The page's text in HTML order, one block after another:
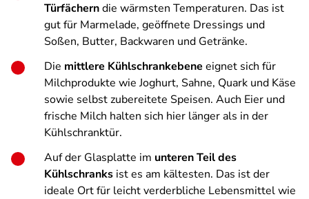
Türfächerndie wärmsten Temperaturen. Das ist
gut für Marmelade, geöffnete Dressings und
Soßen, Butter, Backwaren und Getränke.
Die mittlere Kühlschrankebene eignet sich für
Milchprodukte wie Joghurt, Sahne, Quark und Käse
sowie selbst zubereitete Speisen. Auch Eier und
frische Milch halten sich hier länger als in der
Kühlschranktür.
Auf der Glasplatte im unteren Teil des
Kühlschranks ist es am kältesten. Das ist der
ideale Ort für leicht verderbliche Lebensmittel wie